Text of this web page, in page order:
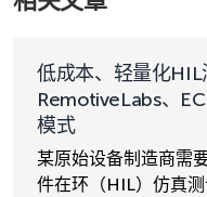
低成本、轻量化HIL
RemotiveLabs、
模式
某原始设备制造商需
件在环（HIL）仿真